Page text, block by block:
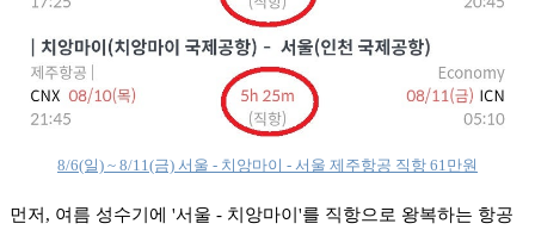
8/6(일) ~ 8/11(금) 서울 - 치앙마이 - 서울 제주항공 직항 61만원
먼저, 여름 성수기에 '서울 - 치앙마이'를 직항으로 왕복하는 항공